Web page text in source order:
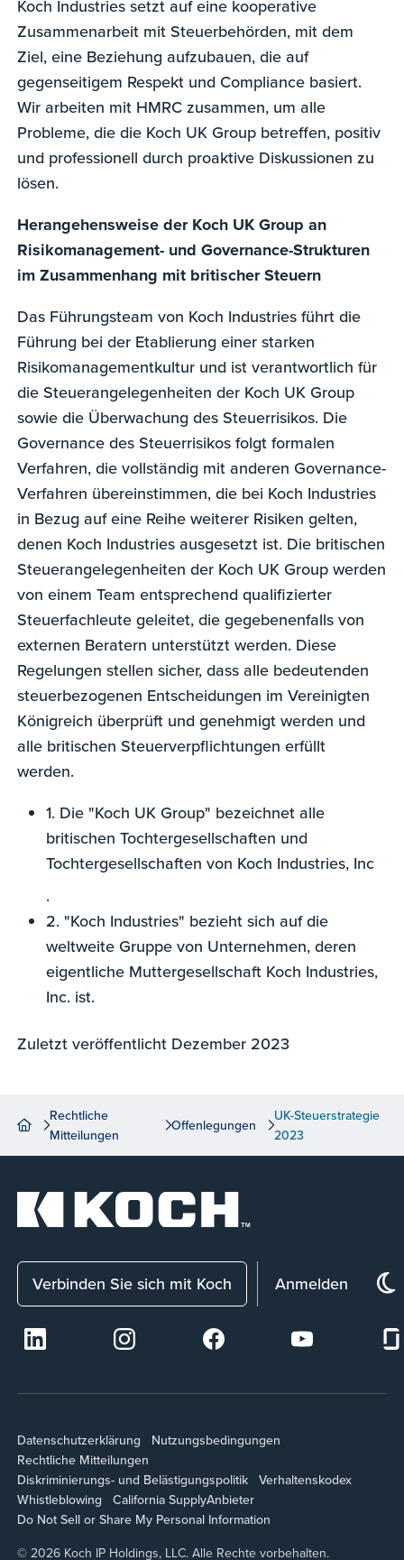
Koch Industries setzt auf eine kooperative
Zusammenarbeit mit Steuerbehörden, mit dem
Ziel, eine Beziehung aufzubauen, die auf
gegenseitigem Respekt und Compliance basiert.
Wir arbeiten mit HMRC zusammen, um alle
Probleme, die die Koch UK Group betreffen, positiv
und professionell durch proaktive Diskussionen zu
lösen.
Herangehensweise der Koch UK Group an
Risikomanagement- und Governance-Strukturen
im Zusammenhang mit britischer Steuern
Das Führungsteam von Koch Industries führt die
Führung bei der Etablierung einer starken
Risikomanagementkultur und ist verantwortlich für
die Steuerangelegenheiten der Koch UK Group
sowie die Überwachung des Steuerrisikos. Die
Governance des Steuerrisikos folgt formalen
Verfahren, die vollständig mit anderen Governance-
Verfahren übereinstimmen, die bei Koch Industries
in Bezug auf eine Reihe weiterer Risiken gelten,
denen Koch Industries ausgesetzt ist. Die britischen
Steuerangelegenheiten der Koch UK Group werden
von einem Team entsprechend qualifizierter
Steuerfachleute geleitet, die gegebenenfalls von
externen Beratern unterstützt werden. Diese
Regelungen stellen sicher, dass alle bedeutenden
steuerbezogenen Entscheidungen im Vereinigten
Königreich überprüft und genehmigt werden und
alle britischen Steuerverpflichtungen erfüllt
werden.
1. Die "Koch UK Group" bezeichnet alle
britischen Tochtergesellschaften und
Tochtergesellschaften von Koch Industries, Inc
.
2. "Koch Industries" bezieht sich auf die
weltweite Gruppe von Unternehmen, deren
eigentliche Muttergesellschaft Koch Industries,
Inc. ist.
Zuletzt veröffentlicht Dezember 2023
Rechtliche
Mitteilungen
Offenlegungen
UK-Steuerstrategie
2023
Verbinden Sie sich mit Koch Anmelden
Datenschutzerklärung
Nutzungsbedingungen
Rechtliche Mitteilungen
Diskriminierungs- und Belästigungspolitik
Verhaltenskodex
Whistleblowing
California SupplyAnbieter
Do Not Sell or Share My Personal Information
© 2026 Koch IP Holdings, LLC. Alle Rechte vorbehalten.